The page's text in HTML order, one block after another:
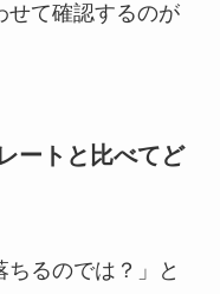
せて確認するのが
ートと比べてど
ちるのでは？」と